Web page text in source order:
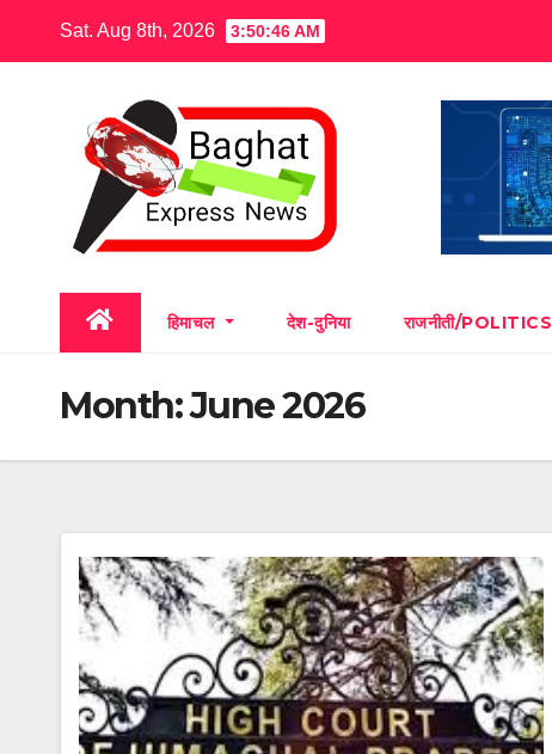
Sat. Aug 8th, 2026 3:50:47 AM
हिमाचल देश-दुनिया राजनीती/POLITICS
Month:June 2026